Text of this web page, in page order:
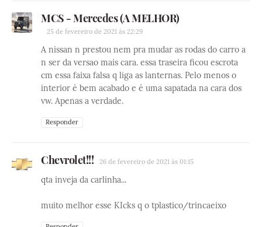
MCS - Mercedes (A MELHOR)
25 de fevereiro de 2021 às 22:29
A nissan n prestou nem pra mudar as rodas do carro a
n ser da versao mais cara. essa traseira ficou escrota
cm essa faixa falsa q liga as lanternas. Pelo menos o
interior é bem acabado e é uma sapatada na cara dos
vw. Apenas a verdade.
Responder
Chevrolet!!! 26 de fevereiro de 2021 às 01:15
qta inveja da carlinha...
muito melhor esse KIcks q o tplastico/trincaeixo